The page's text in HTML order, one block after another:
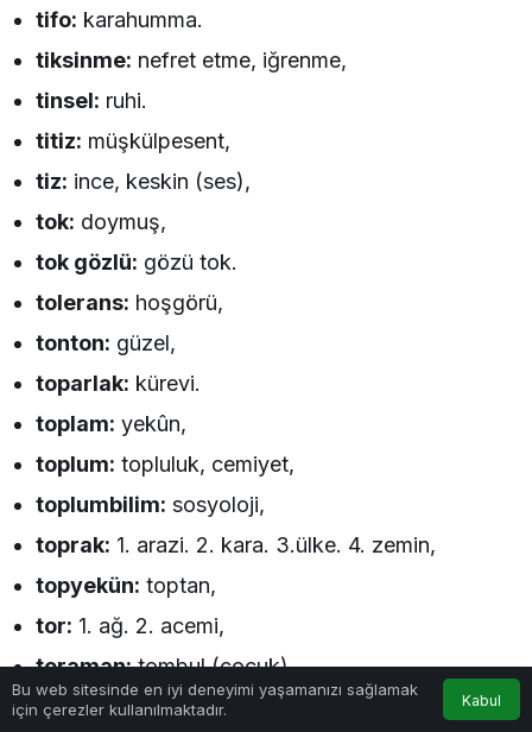
tifo: karahumma.
tiksinme: nefret etme, iğrenme,
tinsel: ruhi.
titiz: müşkülpesent,
tiz: ince, keskin (ses),
tok: doymuş,
tok gözlü: gözü tok.
tolerans: hoşgörü,
tonton: güzel,
toparlak: kürevi.
toplam: yekûn,
toplum: topluluk, cemiyet,
toplumbilim: sosyoloji,
toprak: 1. arazi. 2. kara. 3.ülke. 4. zemin,
topyekün: toptan,
tor: 1. ağ. 2. acemi,
toraman:tombul (çocuk),
tosbağa:kaplumbağa,
Bu web sitesinde en iyi deneyimi yaşamanızı sağlamak
için çerezler kullanılmaktadır.
Kabul
Anasayfa Akış Bildirimler
0